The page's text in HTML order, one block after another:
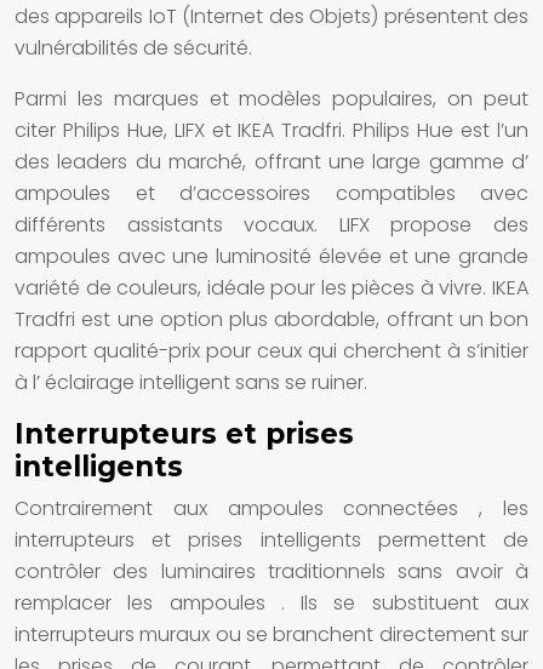
des appareils IoT (Internet des Objets) présentent des
vulnérabilités de sécurité.
Parmi les marques et modèles populaires, on peut
citer Philips Hue, LIFX et IKEA Tradfri. Philips Hue est l’un
des leaders du marché, offrant une large gamme d’
ampoules et d’accessoires compatibles avec
différents assistants vocaux. LIFX propose des
ampoules avec une luminosité élevée et une grande
variété de couleurs, idéale pour les pièces à vivre. IKEA
Tradfri est une option plus abordable, offrant un bon
rapport qualité-prix pour ceux qui cherchent à s’initier
à l’ éclairage intelligentsans se ruiner.
Interrupteurs et prises
intelligents
Contrairement aux ampoules connectées, les
interrupteurs et prises intelligents permettent de
contrôler des luminairestraditionnels sans avoir à
remplacer les ampoules . Ils se substituent aux
interrupteursmuraux ou se branchent directement sur